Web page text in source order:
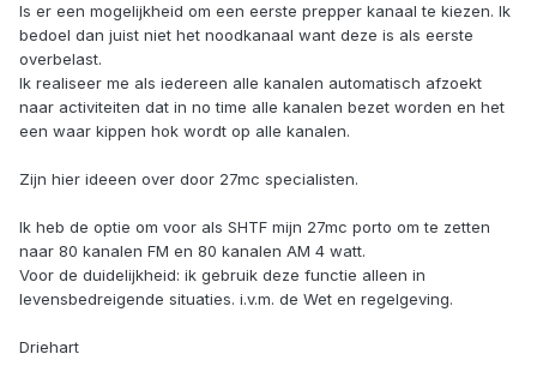
Is er een mogelijkheid om een eerste prepper kanaal te kiezen. Ik
bedoel dan juist niet het noodkanaal want deze is als eerste
overbelast.
Ik realiseer me als iedereen alle kanalen automatisch afzoekt
naar activiteiten dat in no time alle kanalen bezet worden en het
een waar kippen hok wordt op alle kanalen.
Zijn hier ideeen over door 27mc specialisten.
Ik heb de optie om voor als SHTF mijn 27mc porto om te zetten
naar 80 kanalen FM en 80 kanalen AM 4 watt.
Voor de duidelijkheid: ik gebruik deze functie alleen in
levensbedreigende situaties. i.v.m. de Wet en regelgeving.
Driehart